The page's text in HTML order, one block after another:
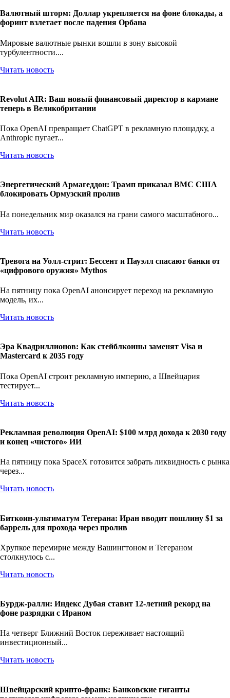
Валютный шторм: Доллар укрепляется на фоне блокады, а
форинт взлетает после падения Орбана
Мировые валютные рынки вошли в зону высокой
турбулентности....
Читать новость
Revolut AIR: Ваш новый финансовый директор в кармане
теперь в Великобритании
Пока OpenAI превращает ChatGPT в рекламную площадку, а
Anthropic пугает...
Читать новость
Энергетический Армагеддон: Трамп приказал ВМС США
блокировать Ормузский пролив
На понедельник мир оказался на грани самого масштабного...
Читать новость
Тревога на Уолл-стрит: Бессент и Пауэлл спасают банки от
«цифрового оружия» Mythos
На пятницу пока OpenAI анонсирует переход на рекламную
модель, их...
Читать новость
Эра Квадриллионов: Как стейблкоины заменят Visa и
Mastercard к 2035 году
Пока OpenAI строит рекламную империю, а Швейцария
тестирует...
Читать новость
Рекламная революция OpenAI: $100 млрд дохода к 2030 году
и конец «чистого» ИИ
На пятницу пока SpaceX готовится забрать ликвидность с рынка
через...
Читать новость
Биткоин-ультиматум Тегерана: Иран вводит пошлину $1 за
баррель для прохода через пролив
Хрупкое перемирие между Вашингтоном и Тегераном
столкнулось с...
Читать новость
Бурдж-ралли: Индекс Дубая ставит 12-летний рекорд на
фоне разрядки с Ираном
На четверг Ближний Восток переживает настоящий
инвестиционный...
Читать новость
Швейцарский крипто-франк: Банковские гиганты